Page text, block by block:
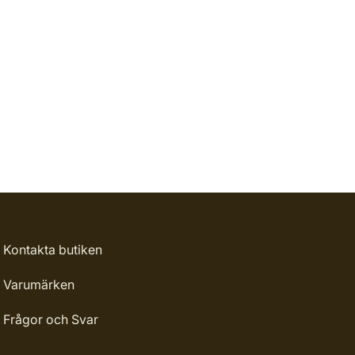
Kontakta butiken
Varumärken
Frågor och Svar